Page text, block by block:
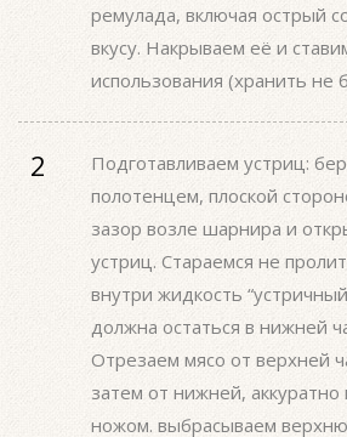
ремулада, включая острый
вкусу. Накрываем её и
использования (хранить не
Подготавливаем устриц:
полотенцем, плоской
зазор возле шарнира и
устриц. Стараемся не
внутри жидкость
должна остаться в нижней
Отрезаем мясо от верхней
затем от нижней,
ножом. выбрасываем